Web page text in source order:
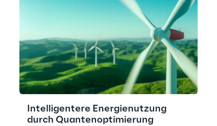
Intelligentere Energienutzung
durch Quantenoptimierung